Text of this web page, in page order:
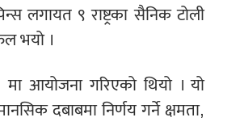
लगायत ९ राष्ट्रका सैनिक टोली
भयो ।
आयोजना गरिएको थियो । यो
दबाबमा निर्णय गर्ने क्षमता,